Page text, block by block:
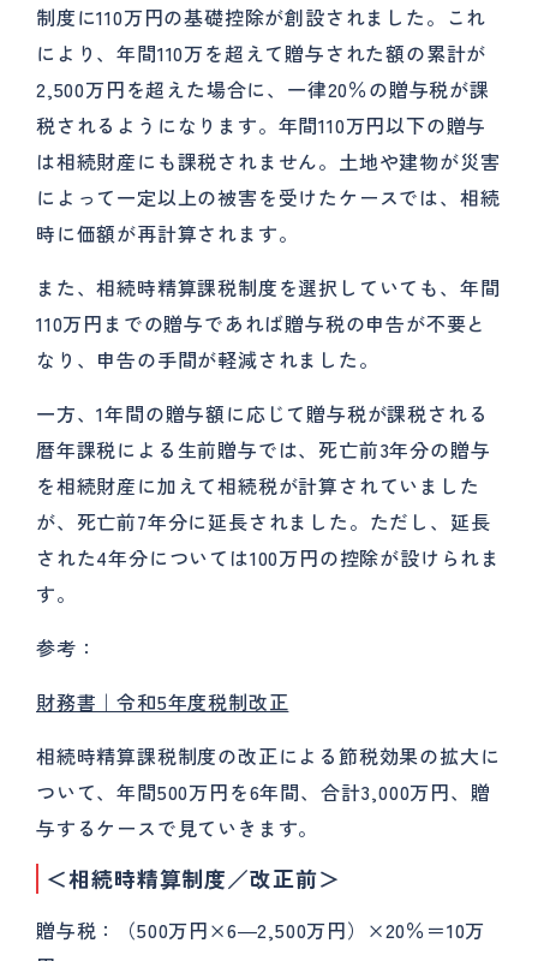
制度に110万円の基礎控除が創設されました。これ
により、年間110万を超えて贈与された額の累計が
2,500万円を超えた場合に、一律20％の贈与税が課
税されるようになります。年間110万円以下の贈与
は相続財産にも課税されません。土地や建物が災害
によって一定以上の被害を受けたケースでは、相続
時に価額が再計算されます。
また、相続時精算課税制度を選択していても、年間
110万円までの贈与であれば贈与税の申告が不要と
なり、申告の手間が軽減されました。
一方、1年間の贈与額に応じて贈与税が課税される
暦年課税による生前贈与では、死亡前3年分の贈与
を相続財産に加えて相続税が計算されていました
が、死亡前7年分に延長されました。ただし、延長
された4年分については100万円の控除が設けられま
す。
参考：
財務書｜令和5年度税制改正
相続時精算課税制度の改正による節税効果の拡大に
ついて、年間500万円を6年間、合計3,000万円、贈
与するケースで見ていきます。
＜相続時精算制度／改正前＞
贈与税：（500万円×6―2,500万円）×20％＝10万